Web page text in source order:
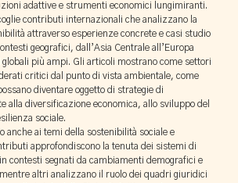
adattive e strumenti economici lungimiranti.
contributi internazionali che analizzano la
attraverso esperienze concrete e casi studio
geografici, dall’Asia Centrale all’Europa
più ampi. Gli articoli mostrano come settori
critici dal punto di vista ambientale, come
diventare oggetto di strategie di
alla diversificazione economica, allo sviluppo del
sociale.
anche ai temi della sostenibilità sociale e
approfondiscono la tenuta dei sistemi di
contesti segnati da cambiamenti demografici e
altri analizzano il ruolo dei quadri giuridici